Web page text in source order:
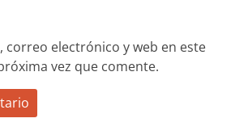
correo electrónico y web en este
vez que comente.